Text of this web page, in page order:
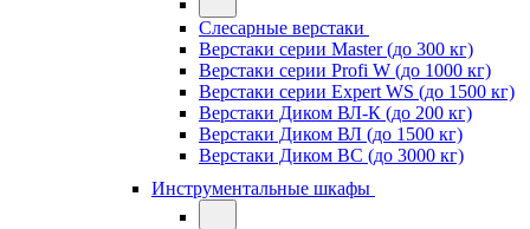
Слесарные верстаки
Верстаки серии Master (до 300 кг)
Верстаки серии Profi W (до 1000 кг)
Верстаки серии Expert WS (до 1500 кг)
Верстаки Диком ВЛ-К (до 200 кг)
Верстаки Диком ВЛ (до 1500 кг)
Верстаки Диком ВС (до 3000 кг)
Инструментальные шкафы